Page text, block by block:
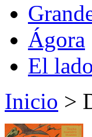
Ágora
El
Inicio >